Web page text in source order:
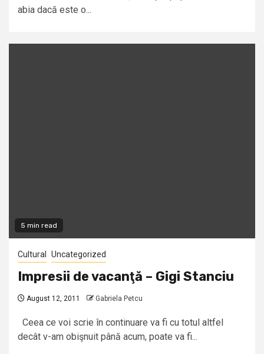
abia dacă este o...
5 min read
Cultural Uncategorized
Impresii de vacanţă – Gigi Stanciu
August 12, 2011 Gabriela Petcu
Ceea ce voi scrie în continuare va fi cu totul altfel
decât v-am obişnuit până acum, poate va fi...